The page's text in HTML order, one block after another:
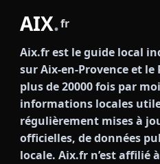
AIX.fr
Aix.fr est le guide local
sur Aix-en-Provence et le
plus de 20000 fois par
informations locales
régulièrement mises à
officielles, de données
locale. Aix.fr n’est affilié